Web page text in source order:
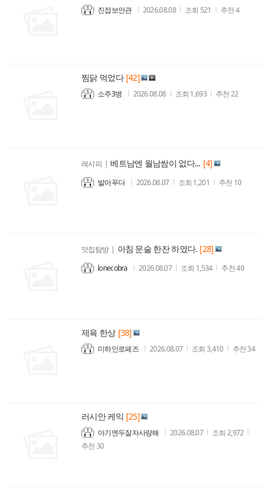
진접보안관 2026.08.08 조회 521 추천 4
찜닭 먹었다 [42]
소주3병 2026.08.08 조회 1,693 추천 22
레시피 | 베트남엔 월남쌈이 없다... [4]
발아푸다 2026.08.07 조회 1,201 추천 10
맛집탐방 | 아침 문술 한잔 하였다. [28]
lonecobra 2026.08.07 조회 1,534 추천40
제육 한상 [38]
미하인로페즈 2026.08.07 조회 3,410 추천34
러시안 케익 [25]
아기엔두잘자사랑해 2026.08.07 조회 2,972
추천 30